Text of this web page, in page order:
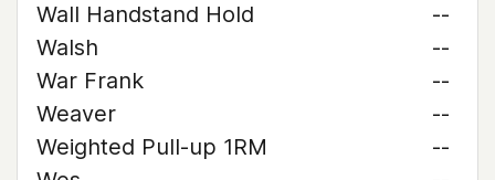
Wall Handstand Hold
--
Walsh
--
War Frank
--
Weaver
--
Weighted Pull-up 1RM
--